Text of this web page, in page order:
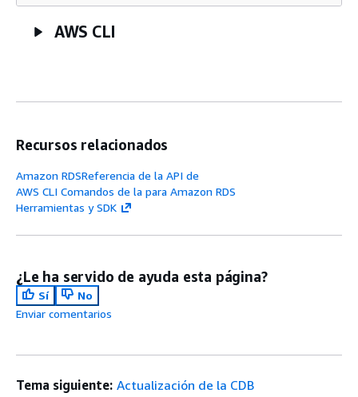
AWS CLI
Recursos relacionados
Amazon RDSReferencia de la API de
AWS CLI Comandos de la para Amazon RDS
Herramientas y SDK
¿Le ha servido de ayuda esta página?
Sí
No
Enviar comentarios
Tema siguiente: Actualización de la CDB